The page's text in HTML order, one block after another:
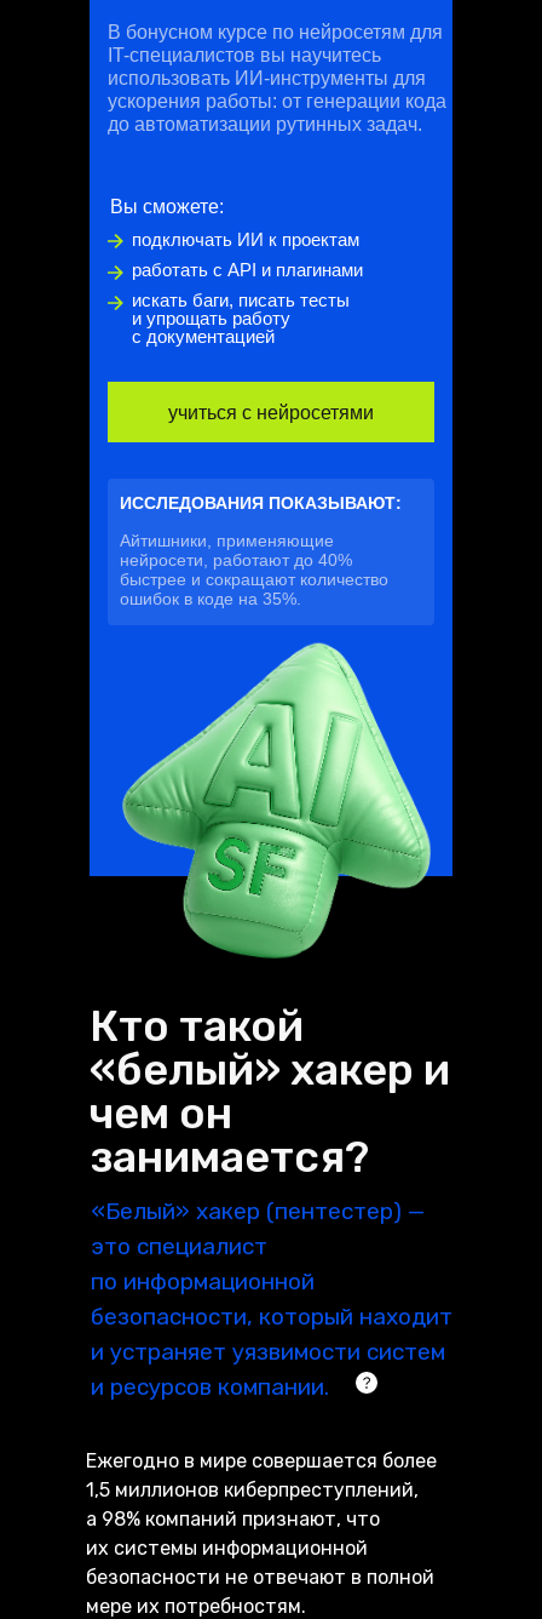
В бонусном курсе по нейросетям для
IT-специалистов вы научитесь
использовать ИИ-инструменты для
ускорения работы: от генерации кода
до автоматизации рутинных задач.
учиться с нейросетями
ИССЛЕДОВАНИЯ ПОКАЗЫВАЮТ:
Айтишники, применяющие
нейросети, работают до 40%
быстрее и сокращают количество
ошибок в коде на 35%.
Вы сможете:
подключать ИИ к проектам
работать с API и плагинами
искать баги, писать тесты
и упрощать работу
с документацией
«Белый» хакер (пентестер) —
это специалист
по информационной
безопасности, который находит
и устраняет уязвимости систем
и ресурсов компании.
Кто такой
«белый» хакер и
чем он
занимается?
Ежегодно в мире совершается более
1,5 миллионов киберпреступлений,
а 98% компаний признают, что
их системы информационной
безопасности не отвечают в полной
мере их потребностям.